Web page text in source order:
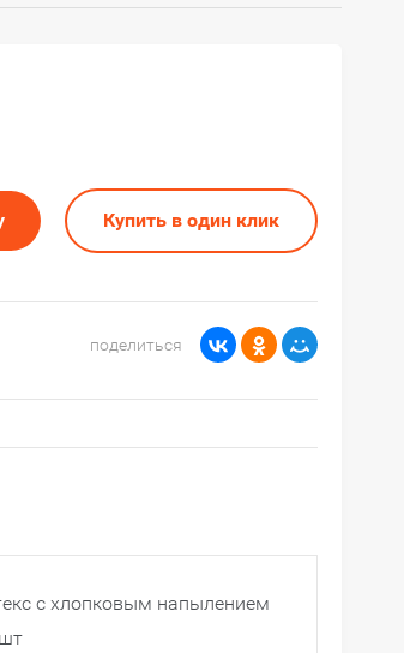
Купить в один клик
поделиться
с хлопковым напылением